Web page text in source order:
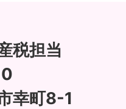
税担当
幸町8-1